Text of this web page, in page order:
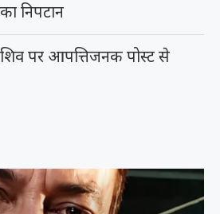
निपटान
पर आपत्तिजनक पोस्ट से